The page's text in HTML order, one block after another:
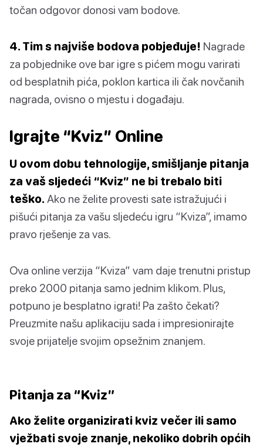
točan odgovor donosi vam bodove.
4. Tim s najviše bodova pobjeđuje! Nagrade
za pobjednike ove bar igre s pićem mogu varirati
od besplatnih pića, poklon kartica ili čak novčanih
nagrada, ovisno o mjestu i događaju.
Igrajte “Kviz” Online
U ovom dobu tehnologije, smišljanje pitanja
za vaš sljedeći “Kviz” ne bi trebalo biti
teško. Ako ne želite provesti sate istražujući i
pišući pitanja za vašu sljedeću igru “Kviza”, imamo
pravo rješenje za vas.
Ova online verzija “Kviza” vam daje trenutni pristup
preko 2000 pitanja samo jednim klikom. Plus,
potpuno je besplatno igrati! Pa zašto čekati?
Preuzmite našu aplikaciju sada i impresionirajte
svoje prijatelje svojim opsežnim znanjem.
Pitanja za “Kviz”
Ako želite organizirati kviz večer ili samo
vježbati svoje znanje, nekoliko dobrih općih